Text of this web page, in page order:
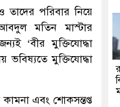
তাদের পরিবার নিয়ে
আবদুল মতিন মাস্টার
‘বীর মুক্তিযোদ্ধা
ভবিষ্যতে মুক্তিযোদ্ধা
এবং শোকসন্তপ্ত